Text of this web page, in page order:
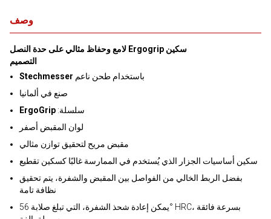
وصف
لامع وحفاظ مثالي على حدة النصل Ergogrip سكين
التصميم
Stechmesser باستخدام طحن ناعم
صنع في ألمانيا
ErgoGrip :سلسلة
لوان المقبض أصفر
مقبض مريح لتحقيق توازن مثالي
سكين أساسيات الجزار الذي يُستخدم في الممارسة غالبًا كسكين تقطيع
بفضل الربط الخالي من الفواصل بين المقبض والشفرة، يتم تحقيق
نظافة تامة
يمكن إعادة شحذ الشفرة، التي تبلغ صلابة 56° HRC، بسرعة فائقة